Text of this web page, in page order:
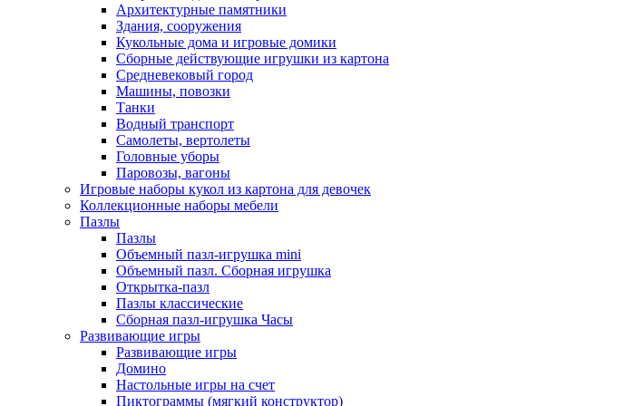
Архитектурные памятники
Здания, сооружения
Кукольные дома и игровые домики
Сборные действующие игрушки из картона
Средневековый город
Машины, повозки
Танки
Водный транспорт
Самолеты, вертолеты
Головные уборы
Паровозы, вагоны
Игровые наборы кукол из картона для девочек
Коллекционные наборы мебели
Пазлы
Пазлы
Объемный пазл-игрушка mini
Объемный пазл. Сборная игрушка
Открытка-пазл
Пазлы классические
Сборная пазл-игрушка Часы
Развивающие игры
Развивающие игры
Домино
Настольные игры на счет
Пиктограммы (мягкий конструктор)